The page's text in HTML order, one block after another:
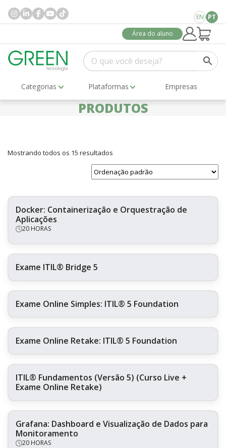
EN PT
Área do aluno
Categorias Plataformas Empresas
PRODUTOS
Mostrando todos os 15 resultados
Docker: Containerização e Orquestração de
Aplicações
20 HORAS
Exame ITIL® Bridge 5
Exame Online Simples: ITIL® 5 Foundation
Exame Online Retake: ITIL® 5 Foundation
ITIL® Fundamentos (Versão 5) (Curso Live +
Exame Online Retake)
Grafana: Dashboard e Visualização de Dados para
Monitoramento
20 HORAS